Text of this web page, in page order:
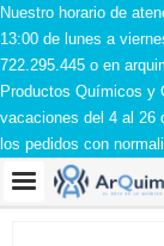
Nuestro horario de
13:00 de lunes a
722.295.445 o en
Productos Químicos y
vacaciones del 4 al 26
los pedidos con